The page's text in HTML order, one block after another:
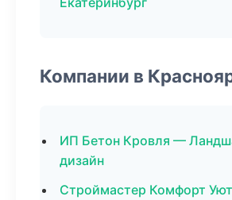
Компании в
ИП Бетон Кровля —
дизайн
Строймастер Комфорт